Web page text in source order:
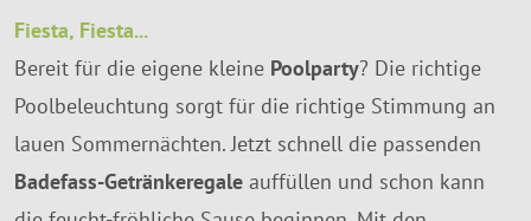
Fiesta, Fiesta...
Bereit für die eigene kleine Poolparty? Die richtige
Poolbeleuchtung sorgt für die richtige Stimmung an
lauen Sommernächten. Jetzt schnell die passenden
Badefass-Getränkeregale auffüllen und schon kann